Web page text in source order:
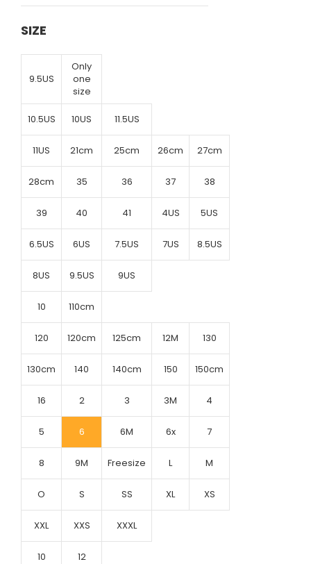
SIZE
9.5US
Only
one
size
10.5US 10US 11.5US
11US 21cm 25cm 26cm 27cm
28cm 35 36 37 38
39 40 41 4US 5US
6.5US 6US 7.5US 7US 8.5US
8US 9.5US 9US
10 110cm
120 120cm 125cm 12M 130
130cm 140 140cm 150 150cm
16 2 3 3M 4
5 6 6M 6x 7
8 9M Freesize L M
O S SS XL XS
XXL XXS XXXL
10 12